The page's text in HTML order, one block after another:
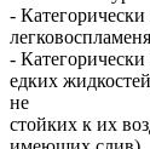
-
-
едких
не
стойких к их